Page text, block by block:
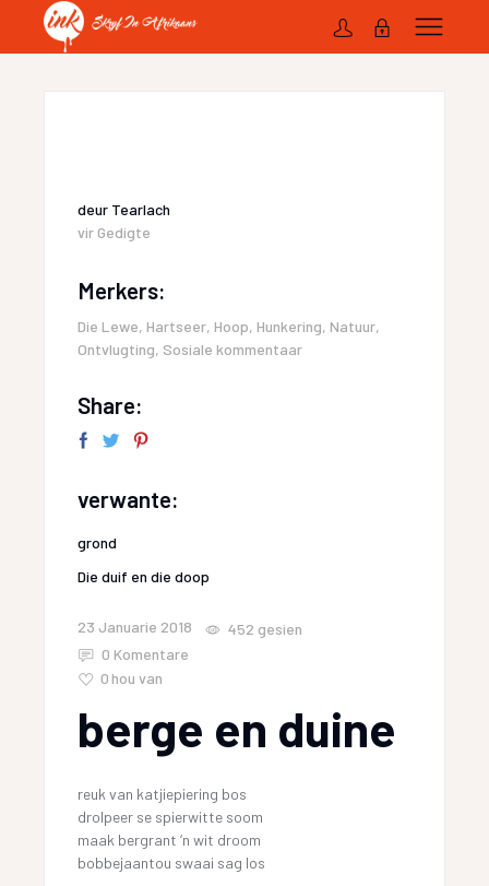
deur Tearlach
vir Gedigte
Merkers:
Die Lewe, Hartseer, Hoop, Hunkering, Natuur,
Ontvlugting, Sosiale kommentaar
Share:
verwante:
grond
Die duif en die doop
23 Januarie 2018 452 gesien
0 Komentare
0 hou van
berge en duine
reuk van katjiepiering bos
drolpeer se spierwitte soom
maak bergrant ‘n wit droom
bobbejaantou swaai sag los